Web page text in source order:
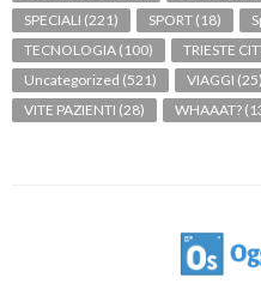
SPECIALI (221) SPORT (18)
TECNOLOGIA (100) TRIESTE
Uncategorized (521) VIAGGI (25)
VITE PAZIENTI (28) WHAAAT?